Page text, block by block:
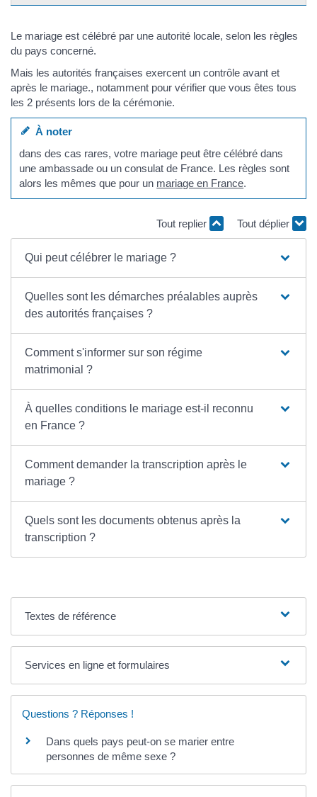
Le mariage est célébré par une autorité locale, selon les règles
du pays concerné.
Mais les autorités françaises exercent un contrôle avant et
après le mariage., notamment pour vérifier que vous êtes tous
les 2 présents lors de la cérémonie.
À noter
dans des cas rares, votre mariage peut être célébré dans
une ambassade ou un consulat de France. Les règles sont
alors les mêmes que pour un mariage en France.
Tout replier Tout déplier
Qui peut célébrer le mariage ?
Quelles sont les démarches préalables auprès
des autorités françaises ?
Comment s'informer sur son régime
matrimonial ?
À quelles conditions le mariage est-il reconnu
en France ?
Comment demander la transcription après le
mariage ?
Quels sont les documents obtenus après la
transcription ?
Textes de référence
Services en ligne et formulaires
Questions ? Réponses !
Dans quels pays peut-on se marier entre
personnes de même sexe ?